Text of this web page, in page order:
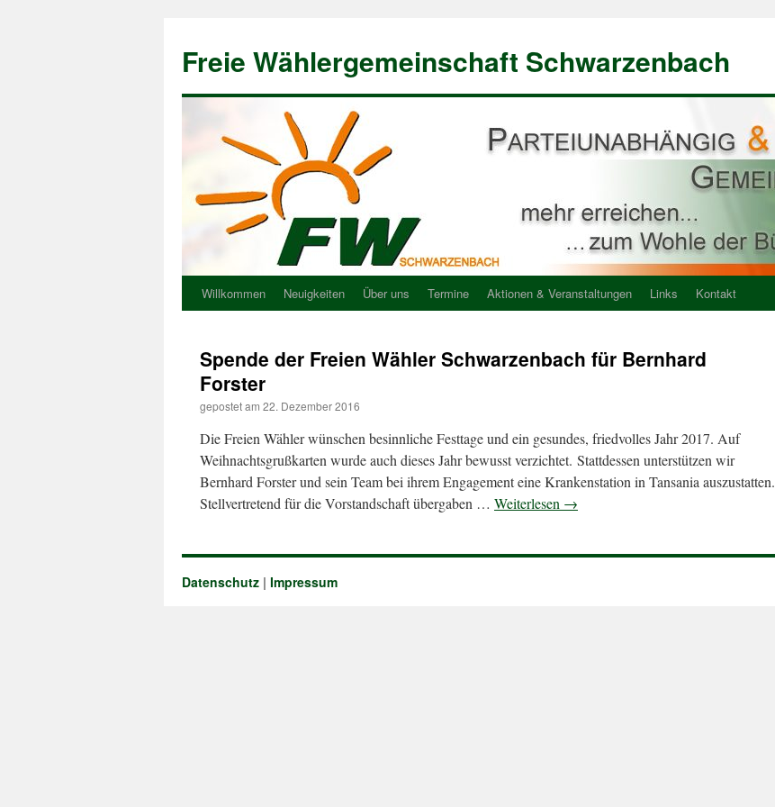
Freie Wählergemeinschaft Schwarzenbach
Willkommen Neuigkeiten Über uns Termine Aktionen & Veranstaltungen Links Kontakt
Spende der Freien Wähler Schwarzenbach für Bernhard
Forster
gepostet am 22. Dezember 2016
Die Freien Wähler wünschen besinnliche Festtage und ein gesundes, friedvolles Jahr 2017. Auf
Weihnachtsgrußkarten wurde auch dieses Jahr bewusst verzichtet. Stattdessen unterstützen wir
Bernhard Forster und sein Team bei ihrem Engagement eine Krankenstation in Tansania auszustatten.
Stellvertretend für die Vorstandschaft übergaben … Weiterlesen →
Datenschutz | Impressum